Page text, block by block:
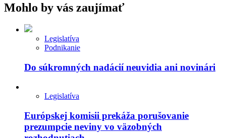
Mohlo by vás zaujímať
Legislatíva
Podnikanie
Do súkromných nadácií neuvidia ani novinári
Legislatíva
Európskej komisii prekáža porušovanie
prezumpcie neviny vo väzobných